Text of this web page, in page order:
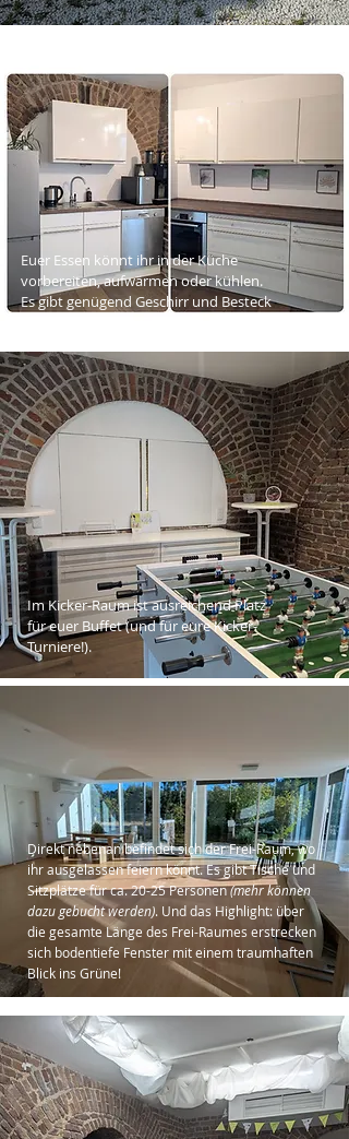
Euer Essen könnt ihr in der Küche
vorbereiten, aufwärmen oder kühlen.
Es gibt genügend Geschirr und Besteck
Im Kicker-Raum ist ausreichend Platz
für euer Buffet (und für eure Kicker-
Turniere!).
Direkt nebenan befindet sich der Frei-Raum, wo
ihr ausgelassen feiern könnt. Es gibt Tische und
Sitzplätze für ca. 20-25 Personen(mehr können
dazu gebucht werden). Und das Highlight: über
die gesamte Länge des Frei-Raumes erstrecken
sich bodentiefe Fenster mit einem traumhaften
Blick ins Grüne!